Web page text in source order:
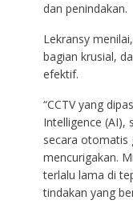
dan penindakan.
Lekransy
bagian krusial,
efektif.
“CCTV yang
Intelligence (AI),
secara otomatis
mencurigakan.
terlalu lama di
tindakan yang